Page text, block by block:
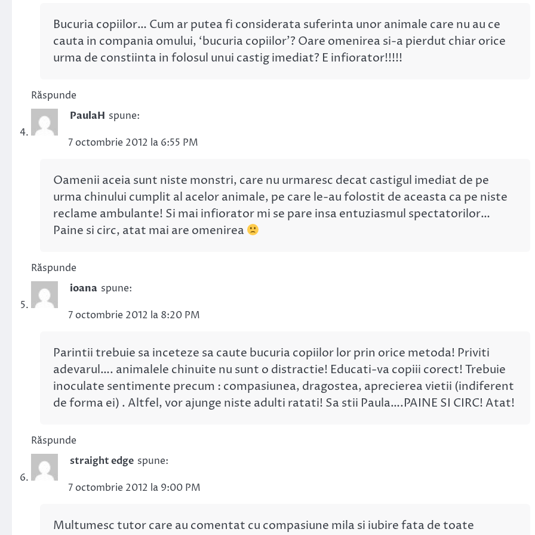
Bucuria copiilor… Cum ar putea fi considerata suferinta unor animale care nu au ce
cauta in compania omului, ‘bucuria copiilor’? Oare omenirea si-a pierdut chiar orice
urma de constiinta in folosul unui castig imediat? E infiorator!!!!!
Răspunde
PaulaH spune:
7 octombrie 2012 la 6:55 PM
Oamenii aceia sunt niste monstri, care nu urmaresc decat castigul imediat de pe
urma chinului cumplit al acelor animale, pe care le-au folostit de aceasta ca pe niste
reclame ambulante! Si mai infiorator mi se pare insa entuziasmul spectatorilor…
Paine si circ, atat mai are omenirea
Răspunde
ioana spune:
7 octombrie 2012 la 8:20 PM
Parintii trebuie sa inceteze sa caute bucuria copiilor lor prin orice metoda! Priviti
adevarul…. animalele chinuite nu sunt o distractie! Educati-va copiii corect! Trebuie
inoculate sentimente precum : compasiunea, dragostea, aprecierea vietii (indiferent
de forma ei) . Altfel, vor ajunge niste adulti ratati! Sa stii Paula….PAINE SI CIRC! Atat!
Răspunde
straight edge spune:
7 octombrie 2012 la 9:00 PM
Multumesc tutor care au comentat cu compasiune mila si iubire fata de toate